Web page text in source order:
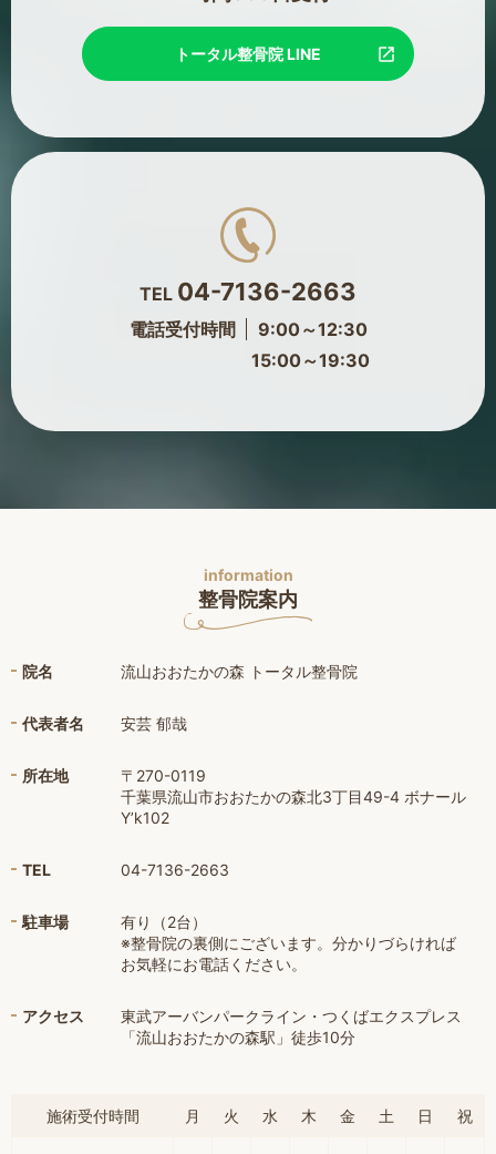
トータル整骨院 LINE
TEL 04-7136-2663
電話受付時間
9:00～12:30
15:00～19:30
information
整骨院案内
院名 流山おおたかの森 トータル整骨院
代表者名 安芸 郁哉
所在地
〒270-0119
千葉県流山市おおたかの森北3丁目49-4 ボナール
Y’k102
TEL 04-7136-2663
駐車場
有り（2台）
※整骨院の裏側にございます。分かりづらければ
お気軽にお電話ください。
アクセス
東武アーバンパークライン・つくばエクスプレス
「流山おおたかの森駅」徒歩10分
施術受付時間 月 火 水 木 金 土 日 祝